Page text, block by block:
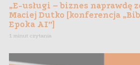
„E-usługi – biznes naprawdę
Maciej Dutko [konferencja
Epoka AI”]
1 minut czytania